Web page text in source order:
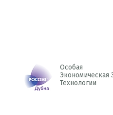
Особая
Экономическая
Технологии